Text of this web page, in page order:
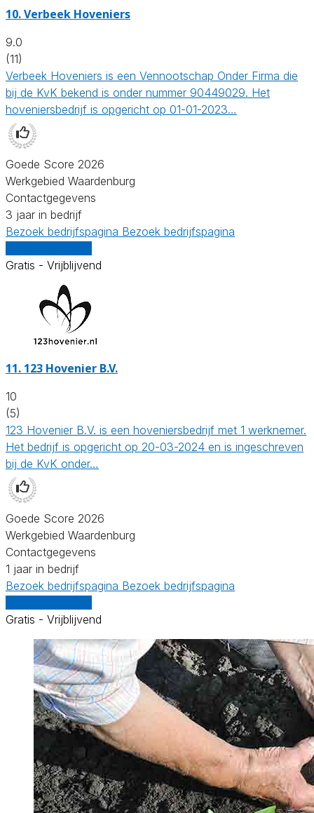
10.Verbeek Hoveniers
9.0
(11)
Verbeek Hoveniers is een Vennootschap Onder Firma die
bij de KvK bekend is onder nummer 90449029. Het
hoveniersbedrijf is opgericht op 01-01-2023…
Goede Score 2026
Werkgebied Waardenburg
Contactgegevens
3 jaar in bedrijf
Bezoek bedrijfspagina Bezoek bedrijfspagina
Gratis - Vrijblijvend
11. 123 Hovenier B.V.
10
(5)
123 Hovenier B.V. is een hoveniersbedrijf met 1 werknemer.
Het bedrijf is opgericht op 20-03-2024 en is ingeschreven
bij de KvK onder…
Goede Score 2026
Werkgebied Waardenburg
Contactgegevens
1 jaar in bedrijf
Bezoek bedrijfspagina Bezoek bedrijfspagina
Gratis - Vrijblijvend